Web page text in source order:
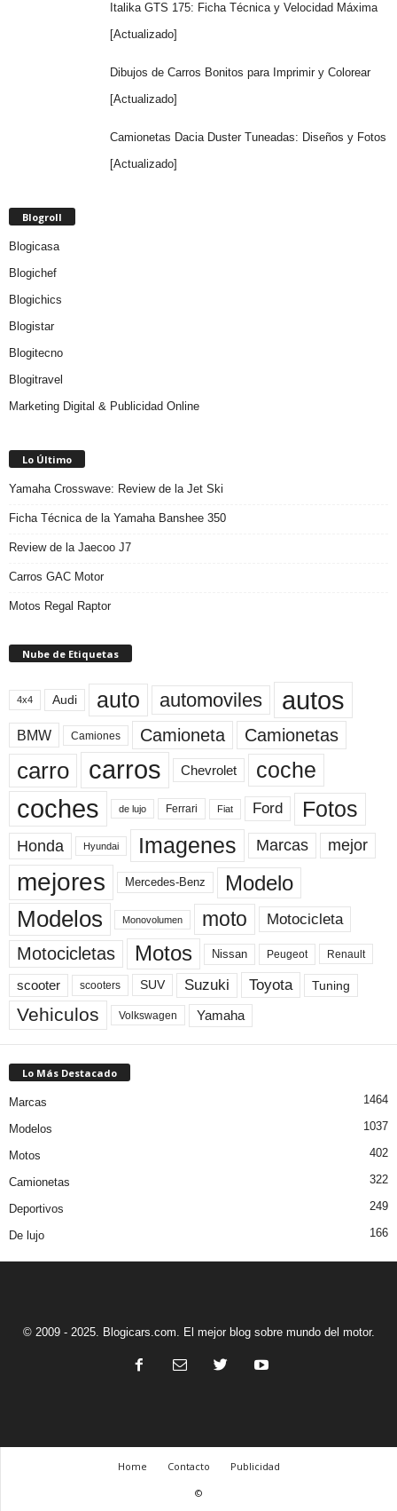
Italika GTS 175: Ficha Técnica y Velocidad Máxima
[Actualizado]
Dibujos de Carros Bonitos para Imprimir y Colorear
[Actualizado]
Camionetas Dacia Duster Tuneadas: Diseños y Fotos
[Actualizado]
Blogroll
Blogicasa
Blogichef
Blogichics
Blogistar
Blogitecno
Blogitravel
Marketing Digital & Publicidad Online
Lo Último
Yamaha Crosswave: Review de la Jet Ski
Ficha Técnica de la Yamaha Banshee 350
Review de la Jaecoo J7
Carros GAC Motor
Motos Regal Raptor
Nube de Etiquetas
4x4 Audi auto automoviles autos
BMW Camiones Camioneta Camionetas
carro carros Chevrolet coche
coches de lujo Ferrari Fiat Ford Fotos
Honda Hyundai Imagenes Marcas mejor
mejores Mercedes-Benz Modelo
Modelos Monovolumen moto Motocicleta
Motocicletas Motos Nissan Peugeot Renault
scooter scooters SUV Suzuki Toyota Tuning
Vehiculos Volkswagen Yamaha
Lo Más Destacado
Marcas 1464
Modelos 1037
Motos 402
Camionetas 322
Deportivos 249
De lujo 166
© 2009 - 2025. Blogicars.com. El mejor blog sobre mundo del motor.
Home Contacto
Publicidad
©